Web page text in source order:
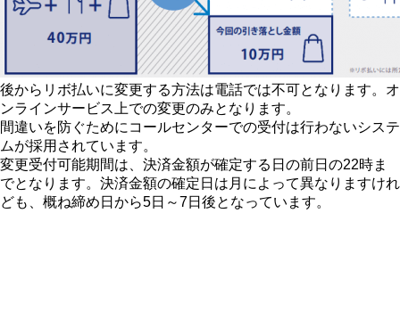
後からリボ払いに変更する方法は電話では不可となります。オ
ンラインサービス上での変更のみとなります。
間違いを防ぐためにコールセンターでの受付は行わないシステ
ムが採用されています。
変更受付可能期間は、決済金額が確定する日の前日の22時ま
でとなります。決済金額の確定日は月によって異なりますけれ
ども、概ね締め日から5日～7日後となっています。